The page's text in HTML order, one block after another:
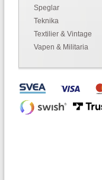
Speglar
Teknika
Textilier & Vintage
Vapen & Militaria